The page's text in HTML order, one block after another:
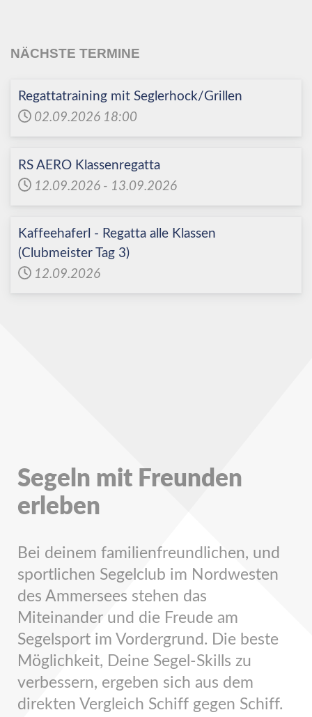
NÄCHSTE TERMINE
Regattatraining mit Seglerhock/Grillen
02.09.2026 18:00
RS AERO Klassenregatta
12.09.2026 - 13.09.2026
Kaffeehaferl - Regatta alle Klassen
(Clubmeister Tag 3)
12.09.2026
Segeln mit Freunden
erleben
Bei deinem familienfreundlichen, und
sportlichen Segelclub im Nordwesten
des Ammersees stehen das
Miteinander und die Freude am
Segelsport im Vordergrund. Die beste
Möglichkeit, Deine Segel-Skills zu
verbessern, ergeben sich aus dem
direkten Vergleich Schiff gegen Schiff.